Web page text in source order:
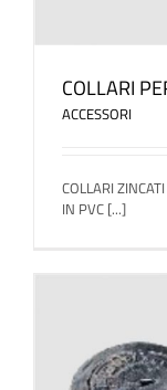
COLLARI
ACCESSORI
COLLARI
IN PVC [...]